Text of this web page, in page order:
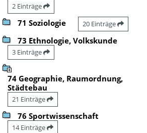
2 Einträge
71 Soziologie 20 Einträge
73 Ethnologie, Volkskunde
3 Einträge
74 Geographie, Raumordnung,
Städtebau
21 Einträge
76 Sportwissenschaft
14 Einträge